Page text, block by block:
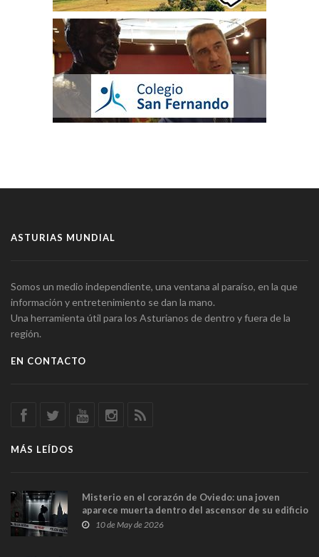
ASTURIAS MUNDIAL
Somos un medio independiente, una ventana al paraíso, en la que
información y entretenimiento se dan la mano.
Una herramienta útil para los Asturianos de dentro y fuera de la
región.
EN CONTACTO
MÁS LEÍDOS
Misterio en el corazón de Oviedo: una joven
aparece muerta dentro del ascensor de su edificio
y las cámaras captan sus últimos minutos
10 de May de 2026